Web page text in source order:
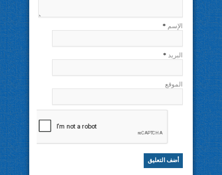
الإسم *
البريد *
الموقع